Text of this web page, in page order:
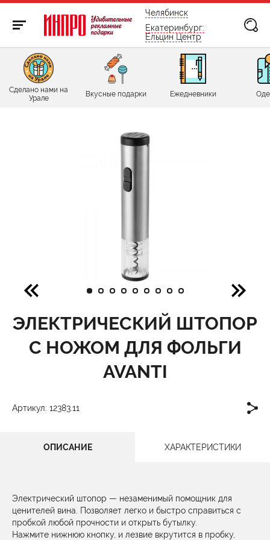
бесплатно по России
Челябинск
Екатеринбург:
Ельцин Центр
Сделано нами на
Урале
Вкусные подарки Ежедневники
ЭЛЕКТРИЧЕСКИЙ ШТОПОР
С НОЖОМ ДЛЯ ФОЛЬГИ
AVANTI
Артикул: 12383.11
ОПИСАНИЕ ХАРАКТЕРИСТИКИ
Электрический штопор — незаменимый помощник для
ценителей вина. Позволяет легко и быстро справиться с
пробкой любой прочности и открыть бутылку.
Нажмите нижнюю кнопку, и лезвие вкрутится в пробку,